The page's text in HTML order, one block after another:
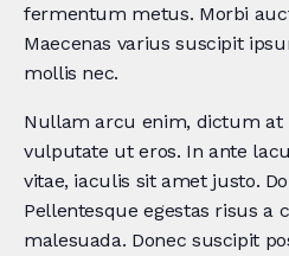
fermentum metus. Morbi
Maecenas varius suscipit
mollis nec.
Nullam arcu enim, dictum at
vulputate ut eros. In ante
vitae, iaculis sit amet justo.
Pellentesque egestas risus a
malesuada. Donec suscipit